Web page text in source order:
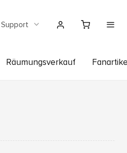
Support
Räumungsverkauf